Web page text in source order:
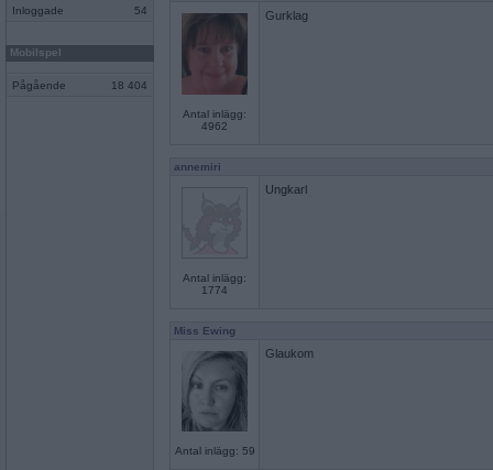
Inloggade 54
Mobilspel
Pågående 18 404
Antal inlägg:
4962
Gurklag
annemiri
Antal inlägg:
1774
Ungkarl
Miss Ewing
Antal inlägg: 59
Glaukom